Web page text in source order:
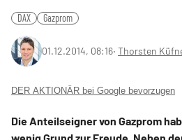
DAX Gazprom
01.12.2014, 08:16‧ Thorsten
DER AKTIONÄR bei Google bevorzugen
Die Anteilseigner von Gazprom